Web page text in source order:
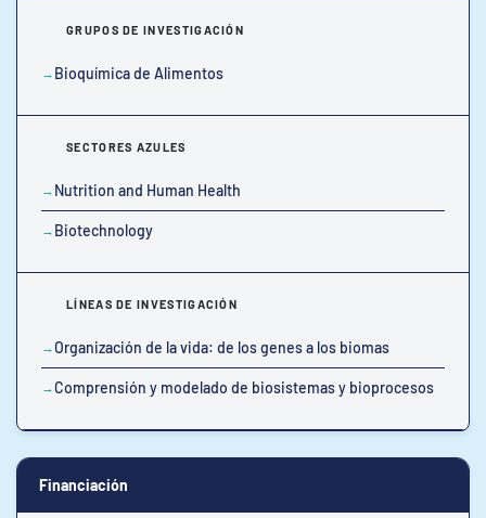
GRUPOS DE INVESTIGACIÓN
Bioquímica de Alimentos
SECTORES AZULES
Nutrition and Human Health
Biotechnology
LÍNEAS DE INVESTIGACIÓN
Organización de la vida: de los genes a los biomas
Comprensión y modelado de biosistemas y bioprocesos
Financiación